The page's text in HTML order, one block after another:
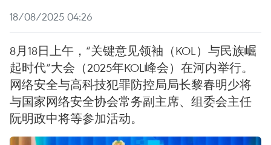
18/08/2025 04:26
8月18日上午，“关键意见领袖（KOL）与民族崛
起时代”大会（2025年KOL峰会）在河内举行。
网络安全与高科技犯罪防控局局长黎春明少将
与国家网络安全协会常务副主席、组委会主任
阮明政中将等参加活动。